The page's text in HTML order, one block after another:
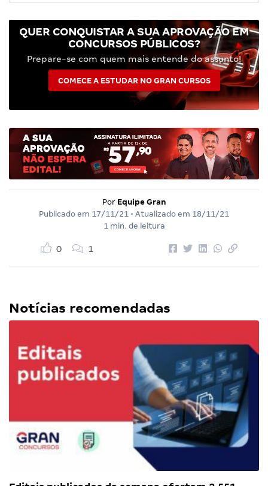
QUER CONQUISTAR A SUA APROVAÇÃO EM
CONCURSOS PÚBLICOS?
Prepare-se com quem mais entende do assunto!
COMECE A ESTUDAR NO GRAN CURSOS
Por Equipe Gran
Publicado em 17/11/21 • Atualizado em 18/11/21
1 min. de leitura
0 1
Notícias recomendadas